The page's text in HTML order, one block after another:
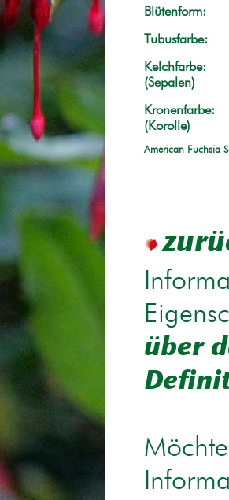
Blütenform:
Tubusfarbe:
Kelchfarbe:
(Sepalen)
Kronenfarbe:
(Korolle)
American Fuchsia
über